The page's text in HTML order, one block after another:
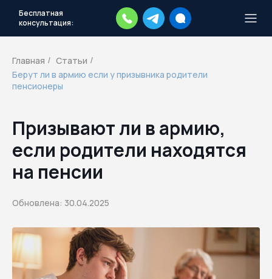
Бесплатная
консультация:
Главная / Статьи /
Берут ли в армию если у призывника родители
пенсионеры
Призывают ли в армию,
если родители находятся
на пенсии
Обновлена: 30.04.2025
каждый день.
действий